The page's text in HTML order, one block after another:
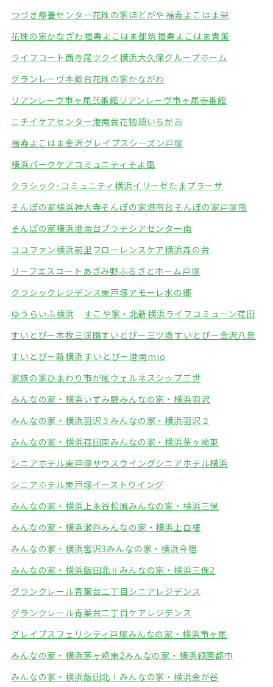
つづき療養センター花珠の家ほどがや 福寿よこはま栄
花珠の家かなざわ福寿よこはま都筑福寿よこはま青葉
ライフコート西寺尾ツクイ横浜大久保グループホーム
グランレーヴ本郷台花珠の家かながわ
リアンレーヴ市ヶ尾弐番館 リアンレーヴ市ヶ尾壱番館
ニチイケアセンター港南台花物語いちがお
福寿よこはま金沢 グレイプスシーズン戸塚
横浜パークケアコミュニティそよ風
クラシック･コミュニティ横浜イリーゼたまプラーザ
そんぽの家横浜神大寺そんぽの家港南台そんぽの家戸塚南
そんぽの家横浜港南台プラテシアセンター南
ココファン横浜前里 フローレンスケア横浜森の台
リーフエスコートあざみ野ふるさとホーム戸塚
クラシックレジデンス東戸塚アモーレ水の郷
ゆうらいふ横浜
すこや家・北新横浜ライフコミューン荏田
すいとぴー本牧三渓園すいとぴー三ツ境すいとぴー金沢八景
すいとぴー新横浜すいとぴー港南mio
家族の家ひまわり市が尾 ウェルネスシップ三世
みんなの家・横浜いずみ野みんなの家・横浜羽沢
みんなの家・横浜羽沢３ みんなの家・横浜羽沢２
みんなの家・横浜荏田東みんなの家・横浜茅ヶ崎東
シニアホテル東戸塚サウスウイングシニアホテル横浜
シニアホテル東戸塚イーストウイング
みんなの家・横浜上永谷松風みんなの家・横浜三保
みんなの家・横浜瀬谷みんなの家・横浜上白根
みんなの家・横浜宮沢3みんなの家・横浜今宿
みんなの家・横浜飯田北Ⅱ みんなの家・横浜三保2
グランクレール青葉台二丁目シニアレジデンス
グランクレール青葉台二丁目ケアレジデンス
グレイプスフェリシティ戸塚みんなの家・横浜市ヶ尾
みんなの家・横浜茅ヶ崎東2みんなの家・横浜緑園都市
みんなの家・横浜飯田北Ⅰ みんなの家・横浜金が谷